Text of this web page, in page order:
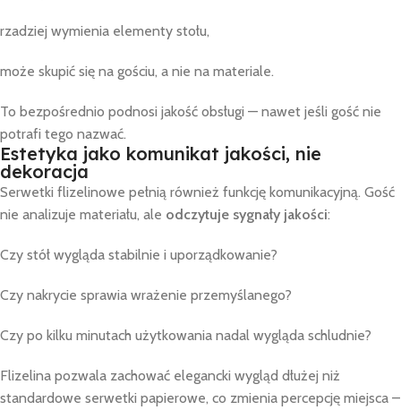
rzadziej wymienia elementy stołu,
może skupić się na gościu, a nie na materiale.
To bezpośrednio podnosi jakość obsługi — nawet jeśli gość nie
potrafi tego nazwać.
Estetyka jako komunikat jakości, nie
dekoracja
Serwetki flizelinowe pełnią również funkcję komunikacyjną. Gość
nie analizuje materiału, ale odczytuje sygnały jakości:
Czy stół wygląda stabilnie i uporządkowanie?
Czy nakrycie sprawia wrażenie przemyślanego?
Czy po kilku minutach użytkowania nadal wygląda schludnie?
Flizelina pozwala zachować elegancki wygląd dłużej niż
standardowe serwetki papierowe, co zmienia percepcję miejsca –